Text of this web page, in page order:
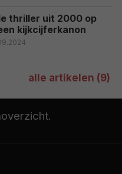
alle artikelen (9)
thriller uit 2000 op
kijkcijferkanon